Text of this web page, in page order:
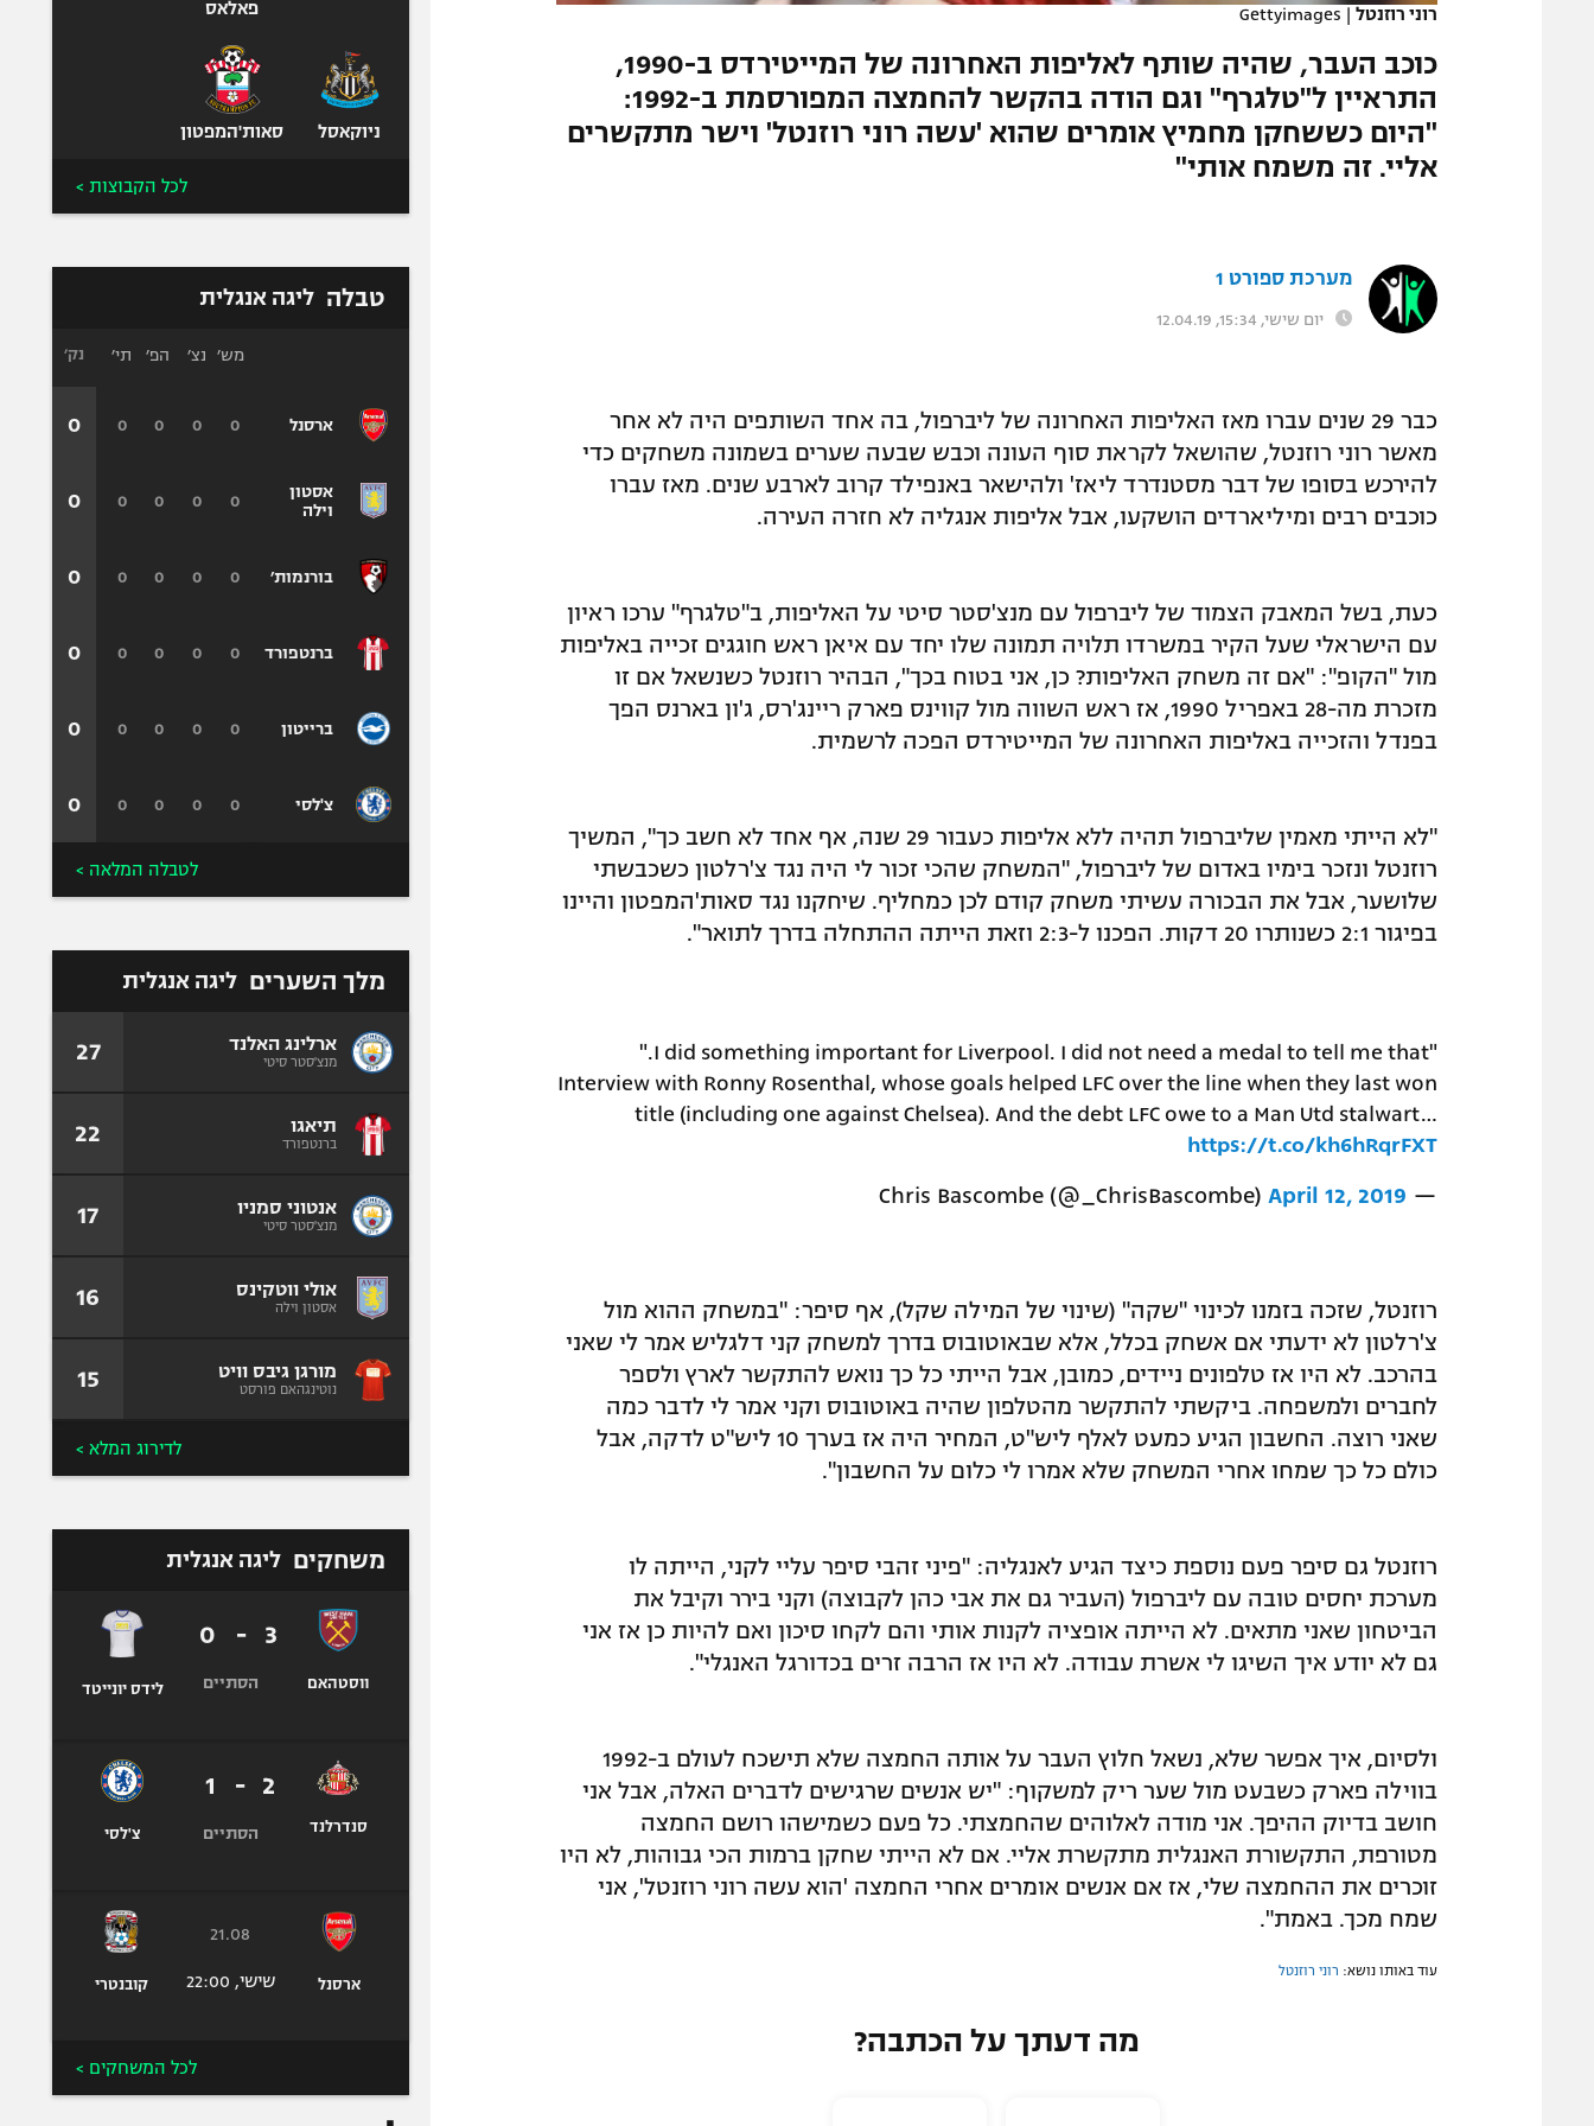
המגזיןרוני רוזנטל |
Gettyimages
כוכב העבר, שהיה שותף לאליפות האחרונה של המייטירדס ב-1990,
התראיין ל"טלגרף" וגם הודה בהקשר להחמצה המפורסמת ב-1992:
"היום כששחקן מחמיץ אומרים שהוא 'עשה רוני רוזנטל' וישר מתקשרים
אליי. זה משמח אותי"
מערכת ספורט 1
יום שישי, 15:34, 12.04.19
כבר 29 שנים עברו מאז האליפות האחרונה של ליברפול, בה אחד השותפים היה לא אחר
מאשר רוני רוזנטל, שהושאל לקראת סוף העונה וכבש שבעה שערים בשמונה משחקים כדי
להירכש בסופו של דבר מסטנדרד ליאז' ולהישאר באנפילד קרוב לארבע שנים. מאז עברו
כוכבים רבים ומיליארדים הושקעו, אבל אליפות אנגליה לא חזרה העירה.
כעת, בשל המאבק הצמוד של ליברפול עם מנצ'סטר סיטי על האליפות, ב"טלגרף" ערכו ראיון
עם הישראלי שעל הקיר במשרדו תלויה תמונה שלו יחד עם איאן ראש חוגגים זכייה באליפות
מול "הקופ": "אם זה משחק האליפות? כן, אני בטוח בכך", הבהיר רוזנטל כשנשאל אם זו
מזכרת מה-28 באפריל 1990, אז ראש השווה מול קווינס פארק ריינג'רס, ג'ון בארנס הפך
בפנדל והזכייה באליפות האחרונה של המייטירדס הפכה לרשמית.
"לא הייתי מאמין שליברפול תהיה ללא אליפות כעבור 29 שנה, אף אחד לא חשב כך", המשיך
רוזנטל ונזכר בימיו באדום של ליברפול, "המשחק שהכי זכור לי היה נגד צ'רלטון כשכבשתי
שלושער, אבל את הבכורה עשיתי משחק קודם לכן כמחליף. שיחקנו נגד סאות'המפטון והיינו
בפיגור 2:1 כשנותרו 20 דקות. הפכנו ל-2:3 וזאת הייתה ההתחלה בדרך לתואר".
"I did something important for Liverpool. I did not need a medal to tell me that."
Interview with Ronny Rosenthal, whose goals helped LFC over the line when they last won
title (including one against Chelsea). And the debt LFC owe to a Man Utd stalwart…
https://t.co/kh6hRqrFXT
— Chris Bascombe (@_ChrisBascombe)
April 12, 2019
רוזנטל, שזכה בזמנו לכינוי "שקה" (שינוי של המילה שקל), אף סיפר: "במשחק ההוא מול
צ'רלטון לא ידעתי אם אשחק בכלל, אלא שבאוטובוס בדרך למשחק קני דלגליש אמר לי שאני
בהרכב. לא היו אז טלפונים ניידים, כמובן, אבל הייתי כל כך נואש להתקשר לארץ ולספר
לחברים ולמשפחה. ביקשתי להתקשר מהטלפון שהיה באוטובוס וקני אמר לי לדבר כמה
שאני רוצה. החשבון הגיע כמעט לאלף ליש"ט, המחיר היה אז בערך 10 ליש"ט לדקה, אבל
כולם כל כך שמחו אחרי המשחק שלא אמרו לי כלום על החשבון".
רוזנטל גם סיפר פעם נוספת כיצד הגיע לאנגליה: "פיני זהבי סיפר עליי לקני, הייתה לו
מערכת יחסים טובה עם ליברפול (העביר גם את אבי כהן לקבוצה) וקני בירר וקיבל את
הביטחון שאני מתאים. לא הייתה אופציה לקנות אותי והם לקחו סיכון ואם להיות כן אז אני
גם לא יודע איך השיגו לי אשרת עבודה. לא היו אז הרבה זרים בכדורגל האנגלי".
ולסיום, איך אפשר שלא, נשאל חלוץ העבר על אותה החמצה שלא תישכח לעולם ב-1992
בווילה פארק כשבעט מול שער ריק למשקוף: "יש אנשים שרגישים לדברים האלה, אבל אני
חושב בדיוק ההיפך. אני מודה לאלוהים שהחמצתי. כל פעם כשמישהו רושם החמצה
מטורפת, התקשורת האנגלית מתקשרת אליי. אם לא הייתי שחקן ברמות הכי גבוהות, לא היו
זוכרים את ההחמצה שלי, אז אם אנשים אומרים אחרי החמצה 'הוא עשה רוני רוזנטל', אני
שמח מכך. באמת".
עוד באותו נושא: רוני רוזנטל
מה דעתך על הכתבה?
פאלאס
ניוקאסל סאות'המפטון
לכל הקבוצות >
טבלה ליגה אנגלית
ארסנל
אסטון
וילה
בורנמות׳
ברנטפורד
ברייטון
צ'לסי
מש׳ נצ׳ הפ׳ תי׳
0
0
0
0
0
0
0
0
0
0
0
0
0
0
0
0
0
0
0
0
0
0
0
0
נק׳
0
0
0
0
0
0
לטבלה המלאה >
מלך השערים ליגה אנגלית
ארלינג האלנד
מנצ'סטר סיטי 27
תיאגו
ברנטפורד 22
אנטוני סמניו
מנצ'סטר סיטי 17
אולי ווטקינס
אסטון וילה 16
מורגן גיבס וויט
נוטינגהאם פורסט 15
לדירוג המלא >
משחקים ליגה אנגלית
ווסטהאם
3
-
0
הסתיים לידס יונייטד
סנדרלנד
2
-
1
הסתיים צ'לסי
ארסנל
21.08
שישי, 22:00 קובנטרי
לכל המשחקים >